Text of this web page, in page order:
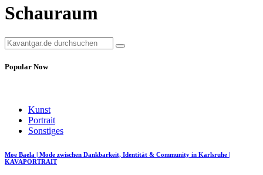
Schauraum
Popular Now
Kunst
Portrait
Sonstiges
Moe Baela | Mode zwischen Dankbarkeit, Identität & Community in Karlsruhe |
KAVAPORTRAIT